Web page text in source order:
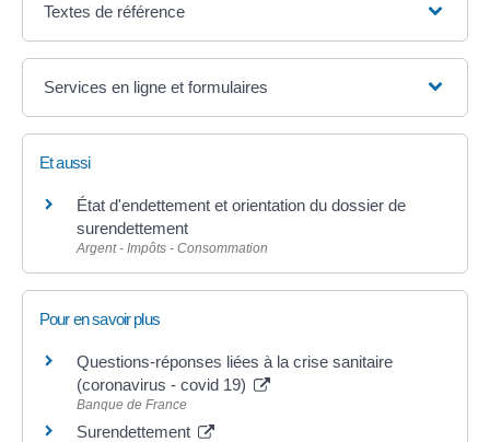
Textes de référence
Services en ligne et formulaires
Et aussi
État d'endettement et orientation du dossier de
surendettement
Argent - Impôts - Consommation
Pour en savoir plus
Questions-réponses liées à la crise sanitaire
(coronavirus - covid 19)
Banque de France
Surendettement